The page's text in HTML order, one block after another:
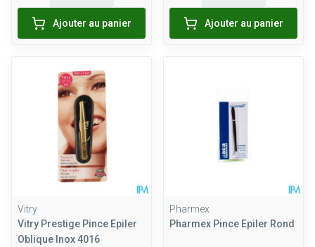
Ajouter au panier Ajouter au panier
Vitry
Vitry Prestige Pince Epiler
Oblique Inox 4016
Pharmex
Pharmex Pince Epiler Rond